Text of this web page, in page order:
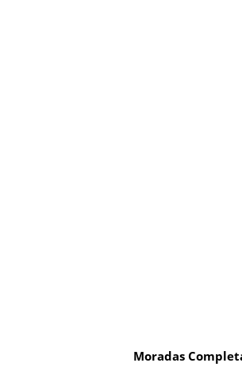
Moradas